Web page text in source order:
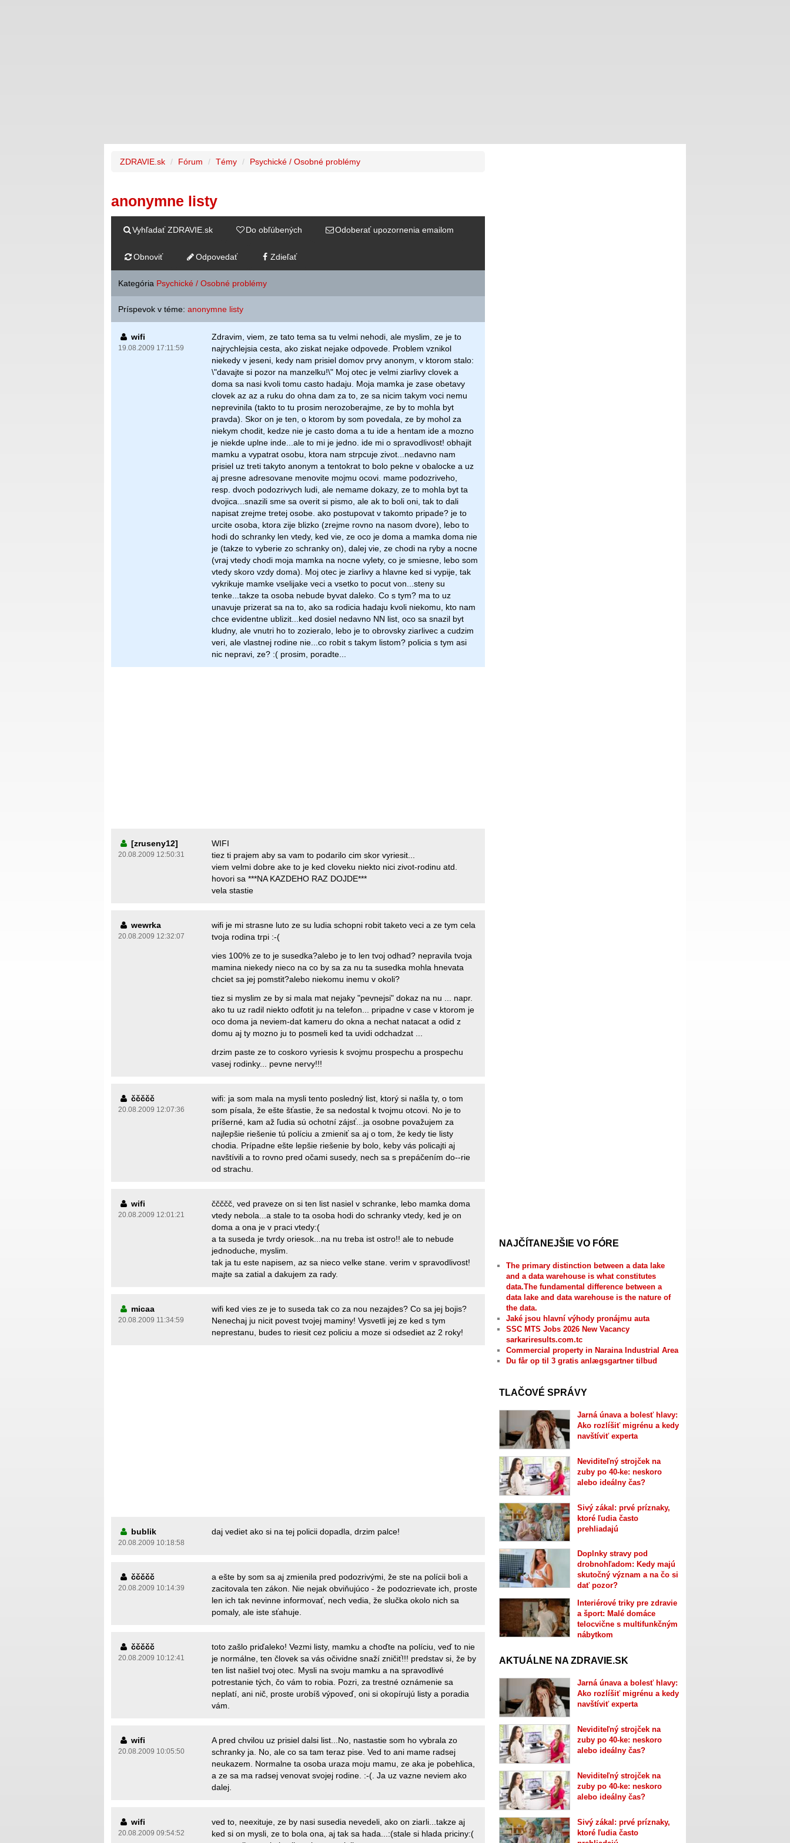
ZDRAVIE.sk Fórum Témy Psychické / Osobné problémy
anonymne listy
Vyhľadať ZDRAVIE.sk Do obľúbených Odoberať upozornenia emailom
Obnoviť Odpovedať Zdieľať
Kategória Psychické / Osobné problémy
Príspevok v téme: anonymne listy
wifi
19.08.2009 17:11:59
Zdravim, viem, ze tato tema sa tu velmi nehodi, ale myslim, ze je to
najrychlejsia cesta, ako ziskat nejake odpovede. Problem vznikol
niekedy v jeseni, kedy nam prisiel domov prvy anonym, v ktorom stalo:
\"davajte si pozor na manzelku!\" Moj otec je velmi ziarlivy clovek a
doma sa nasi kvoli tomu casto hadaju. Moja mamka je zase obetavy
clovek az az a ruku do ohna dam za to, ze sa nicim takym voci nemu
neprevinila (takto to tu prosim nerozoberajme, ze by to mohla byt
pravda). Skor on je ten, o ktorom by som povedala, ze by mohol za
niekym chodit, kedze nie je casto doma a tu ide a hentam ide a mozno
je niekde uplne inde...ale to mi je jedno. ide mi o spravodlivost! obhajit
mamku a vypatrat osobu, ktora nam strpcuje zivot...nedavno nam
prisiel uz treti takyto anonym a tentokrat to bolo pekne v obalocke a uz
aj presne adresovane menovite mojmu ocovi. mame podozriveho,
resp. dvoch podozrivych ludi, ale nemame dokazy, ze to mohla byt ta
dvojica...snazili sme sa overit si pismo, ale ak to boli oni, tak to dali
napisat zrejme tretej osobe. ako postupovat v takomto pripade? je to
urcite osoba, ktora zije blizko (zrejme rovno na nasom dvore), lebo to
hodi do schranky len vtedy, ked vie, ze oco je doma a mamka doma nie
je (takze to vyberie zo schranky on), dalej vie, ze chodi na ryby a nocne
(vraj vtedy chodi moja mamka na nocne vylety, co je smiesne, lebo som
vtedy skoro vzdy doma). Moj otec je ziarlivy a hlavne ked si vypije, tak
vykrikuje mamke vselijake veci a vsetko to pocut von...steny su
tenke...takze ta osoba nebude byvat daleko. Co s tym? ma to uz
unavuje prizerat sa na to, ako sa rodicia hadaju kvoli niekomu, kto nam
chce evidentne ublizit...ked dosiel nedavno NN list, oco sa snazil byt
kludny, ale vnutri ho to zozieralo, lebo je to obrovsky ziarlivec a cudzim
veri, ale vlastnej rodine nie...co robit s takym listom? policia s tym asi
nic nepravi, ze? :( prosim, poradte...
[zruseny12]
20.08.2009 12:50:31
WIFI
tiez ti prajem aby sa vam to podarilo cim skor vyriesit...
viem velmi dobre ake to je ked cloveku niekto nici zivot-rodinu atd.
hovori sa ***NA KAZDEHO RAZ DOJDE***
vela stastie
wewrka
20.08.2009 12:32:07
wifi je mi strasne luto ze su ludia schopni robit taketo veci a ze tym cela
tvoja rodina trpi :-(
vies 100% ze to je susedka?alebo je to len tvoj odhad? nepravila tvoja
mamina niekedy nieco na co by sa za nu ta susedka mohla hnevata
chciet sa jej pomstit?alebo niekomu inemu v okoli?
tiez si myslim ze by si mala mat nejaky "pevnejsi" dokaz na nu ... napr.
ako tu uz radil niekto odfotit ju na telefon... pripadne v case v ktorom je
oco doma ja neviem-dat kameru do okna a nechat natacat a odid z
domu aj ty mozno ju to posmeli ked ta uvidi odchadzat ...
drzim paste ze to coskoro vyriesis k svojmu prospechu a prospechu
vasej rodinky... pevne nervy!!!
ččččč
20.08.2009 12:07:36
wifi: ja som mala na mysli tento posledný list, ktorý si našla ty, o tom
som písala, že ešte šťastie, že sa nedostal k tvojmu otcovi. No je to
príšerné, kam až ľudia sú ochotní zájsť...ja osobne považujem za
najlepšie riešenie tú políciu a zmieniť sa aj o tom, že kedy tie listy
chodia. Prípadne ešte lepšie riešenie by bolo, keby vás policajti aj
navštívili a to rovno pred očami susedy, nech sa s prepáčením do--rie
od strachu.
wifi
20.08.2009 12:01:21
ččččč, ved praveze on si ten list nasiel v schranke, lebo mamka doma
vtedy nebola...a stale to ta osoba hodi do schranky vtedy, ked je on
doma a ona je v praci vtedy:(
a ta suseda je tvrdy oriesok...na nu treba ist ostro!! ale to nebude
jednoduche, myslim.
tak ja tu este napisem, az sa nieco velke stane. verim v spravodlivost!
majte sa zatial a dakujem za rady.
micaa
20.08.2009 11:34:59
wifi ked vies ze je to suseda tak co za nou nezajdes? Co sa jej bojis?
Nenechaj ju nicit povest tvojej maminy! Vysvetli jej ze ked s tym
neprestanu, budes to riesit cez policiu a moze si odsediet az 2 roky!
bublik
20.08.2009 10:18:58
daj vediet ako si na tej policii dopadla, drzim palce!
ččččč
20.08.2009 10:14:39
a ešte by som sa aj zmienila pred podozrivými, že ste na polícii boli a
zacitovala ten zákon. Nie nejak obviňujúco - že podozrievate ich, proste
len ich tak nevinne informovať, nech vedia, že slučka okolo nich sa
pomaly, ale iste sťahuje.
ččččč
20.08.2009 10:12:41
toto zašlo priďaleko! Vezmi listy, mamku a choďte na políciu, veď to nie
je normálne, ten človek sa vás očividne snaží zničiť!!! predstav si, že by
ten list našiel tvoj otec. Mysli na svoju mamku a na spravodlivé
potrestanie tých, čo vám to robia. Pozri, za trestné oznámenie sa
neplatí, ani nič, proste urobíš výpoveď, oni si okopírujú listy a poradia
vám.
wifi
20.08.2009 10:05:50
A pred chvilou uz prisiel dalsi list...No, nastastie som ho vybrala zo
schranky ja. No, ale co sa tam teraz pise. Ved to ani mame radsej
neukazem. Normalne ta osoba uraza moju mamu, ze aka je pobehlica,
a ze sa ma radsej venovat svojej rodine. :-(. Ja uz vazne neviem ako
dalej.
wifi
20.08.2009 09:54:52
ved to, neexituje, ze by nasi susedia nevedeli, ako on ziarli...takze aj
ked si on mysli, ze to bola ona, aj tak sa hada...:(stale si hlada priciny:(
NAJČÍTANEJŠIE VO FÓRE
The primary distinction between a data lake
and a data warehouse is what constitutes
data.The fundamental difference between a
data lake and data warehouse is the nature of
the data.
Jaké jsou hlavní výhody pronájmu auta
SSC MTS Jobs 2026 New Vacancy
sarkariresults.com.tc
Commercial property in Naraina Industrial Area
Du får op til 3 gratis anlægsgartner tilbud
TLAČOVÉ SPRÁVY
Jarná únava a bolesť hlavy:
Ako rozlíšiť migrénu a kedy
navštíviť experta
Neviditeľný strojček na
zuby po 40-ke: neskoro
alebo ideálny čas?
Sivý zákal: prvé príznaky,
ktoré ľudia často
prehliadajú
Doplnky stravy pod
drobnohľadom: Kedy majú
skutočný význam a na čo si
dať pozor?
Interiérové triky pre zdravie
a šport: Malé domáce
telocvične s multifunkčným
nábytkom
AKTUÁLNE NA ZDRAVIE.SK
Jarná únava a bolesť hlavy:
Ako rozlíšiť migrénu a kedy
navštíviť experta
Neviditeľný strojček na
zuby po 40-ke: neskoro
alebo ideálny čas?
Neviditeľný strojček na
zuby po 40-ke: neskoro
alebo ideálny čas?
Sivý zákal: prvé príznaky,
ktoré ľudia často